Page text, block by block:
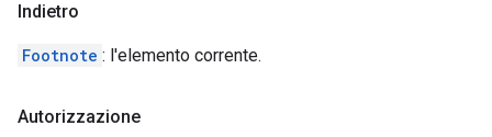
Indietro
Footnote : l'elemento corrente.
Autorizzazione